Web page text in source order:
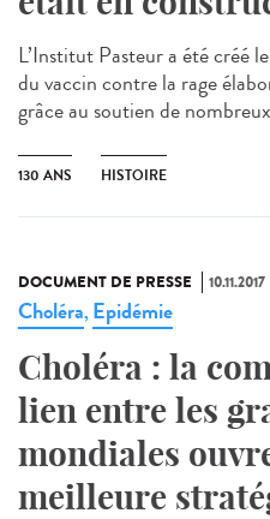
L’Institut Pasteur a été créé
du vaccin contre la rage
grâce au soutien de
130 ANS HISTOIRE
DOCUMENT DE PRESSE 10.11.2017
Choléra, Epidémie
Choléra : la
lien entre les
mondiales
meilleure